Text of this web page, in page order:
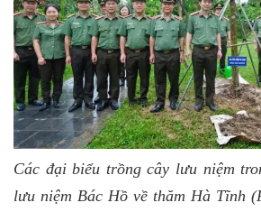
Các đại biểu trồng cây lưu niệm
lưu niệm Bác Hồ về thăm Hà Tĩnh